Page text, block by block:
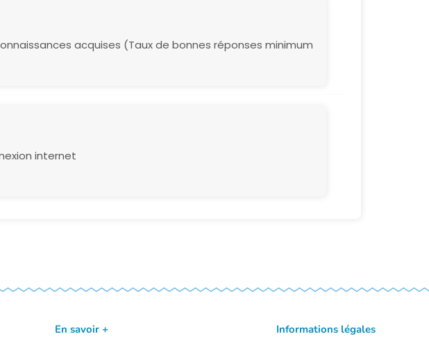
acquises (Taux de bonnes réponses minimum
internet
En savoir + Informations légales